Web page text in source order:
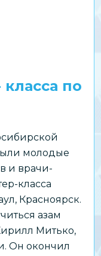
по
молодые
и врачи-
класса
Красноярск.
азам
Митько,
Он окончил